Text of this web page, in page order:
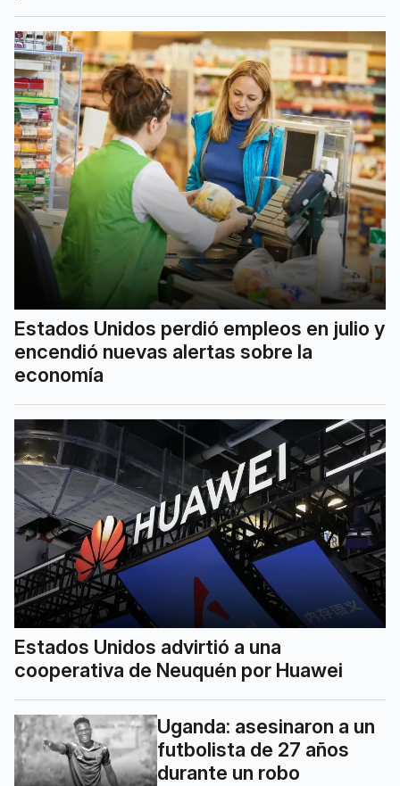
Estados Unidos perdió empleos en julio y
encendió nuevas alertas sobre la
economía
Estados Unidos advirtió a una
cooperativa de Neuquén por Huawei
Uganda: asesinaron a un
futbolista de 27 años
durante un robo